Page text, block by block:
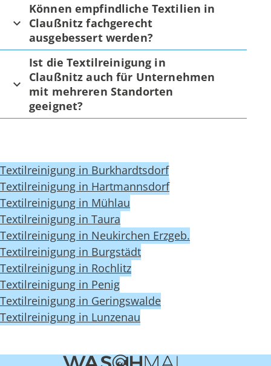
Können empfindliche Textilien in
Claußnitz fachgerecht
ausgebessert werden?
Ist die Textilreinigung in
Claußnitz auch für Unternehmen
mit mehreren Standorten
geeignet?
Textilreinigung in Burkhardtsdorf
Textilreinigung in Hartmannsdorf
Textilreinigung in Mühlau
Textilreinigung in Taura
Textilreinigung in Neukirchen Erzgeb.
Textilreinigung in Burgstädt
Textilreinigung in Rochlitz
Textilreinigung in Penig
Textilreinigung in Geringswalde
Textilreinigung in Lunzenau